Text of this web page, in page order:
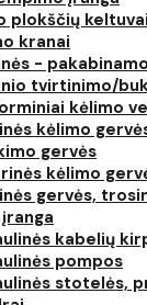
plokščių keltuvai
kranai
-
tvirtinimo/
kėlimo
kėlimo
gervės
kėlimo
gervės,
kabelių
pompos
stotelės,